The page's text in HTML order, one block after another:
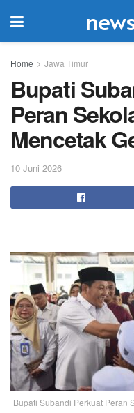
Home Jawa Timur
Bupati
Peran
Mencetak
10 Juni 2026
Bupati Subandi Perkuat Peran